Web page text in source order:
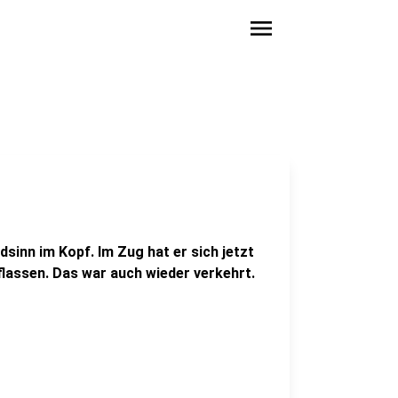
menu
im Kopf. Im Zug hat er sich jetzt
Das war auch wieder verkehrt.